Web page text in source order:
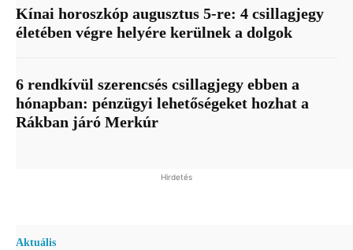
Kínai horoszkóp augusztus 5-re: 4 csillagjegy
életében végre helyére kerülnek a dolgok
6 rendkívül szerencsés csillagjegy ebben a
hónapban: pénzügyi lehetőségeket hozhat a
Rákban járó Merkúr
Hirdetés
Aktuális